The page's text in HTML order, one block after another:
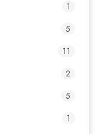
1
5
11
2
5
1